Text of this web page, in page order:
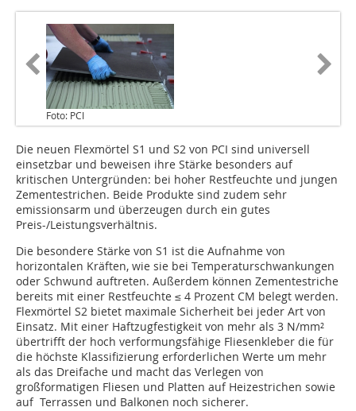
Foto: PCI
Die neuen Flexmörtel S1 und S2 von PCI sind universell
einsetzbar und beweisen ihre Stärke besonders auf
kritischen Untergründen: bei hoher Restfeuchte und jungen
Zementestrichen. Beide Produkte sind zudem sehr
emissionsarm und überzeugen durch ein gutes
Preis-/Leistungsverhältnis.
Die besondere Stärke von S1 ist die Aufnahme von
horizontalen Kräften, wie sie bei Temperaturschwankungen
oder Schwund auftreten. Außerdem können Zementestriche
bereits mit einer Restfeuchte ≤ 4 Prozent CM belegt werden.
Flexmörtel S2 bietet maximale Sicherheit bei jeder Art von
Einsatz. Mit einer Haftzugfestigkeit von mehr als 3 N/mm²
übertrifft der hoch verformungsfähige Fliesenkleber die für
die höchste Klassifizierung erforderlichen Werte um mehr
als das Dreifache und macht das Verlegen von
großformatigen Fliesen und Platten auf Heizestrichen sowie
auf Terrassen und Balkonen noch sicherer.